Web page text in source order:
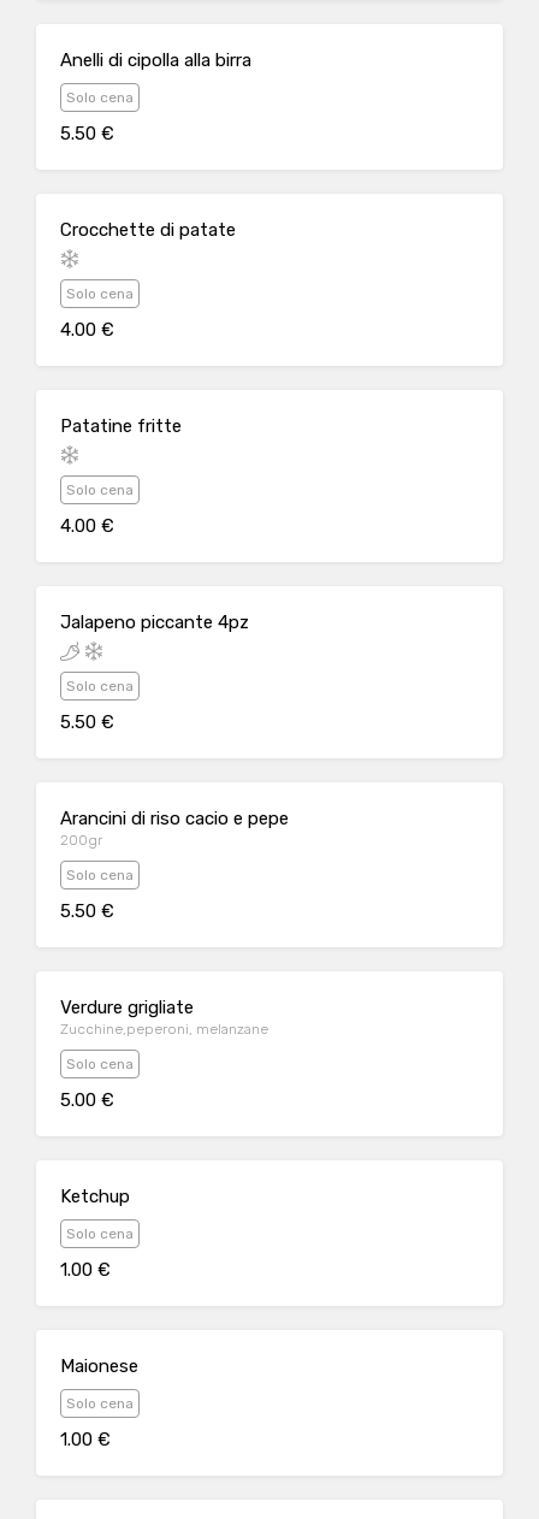
Anelli di cipolla alla birra
Solo cena
5.50 €
Crocchette di patate
Solo cena
4.00 €
Patatine fritte
Solo cena
4.00 €
Jalapeno piccante 4pz
Solo cena
5.50 €
Arancini di riso cacio e pepe
200gr
Solo cena
5.50 €
Verdure grigliate
Zucchine,peperoni, melanzane
Solo cena
5.00 €
Ketchup
Solo cena
1.00 €
Maionese
Solo cena
1.00 €